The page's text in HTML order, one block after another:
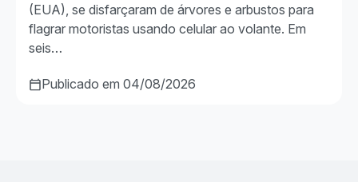
(EUA), se disfarçaram de árvores e arbustos para
flagrar motoristas usando celular ao volante. Em
seis…
Publicado em 04/08/2026